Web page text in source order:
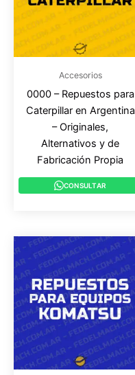
Accesorios
0000 – Repuestos para
Caterpillar en Argentina
– Originales,
Alternativos y de
Fabricación Propia
CONSULTAR